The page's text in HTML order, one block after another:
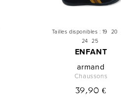
Tailles disponibles : 19 20
24 25
ENFANT
armand
Chaussons
39,90 €